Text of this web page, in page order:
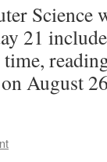
Science
21
August